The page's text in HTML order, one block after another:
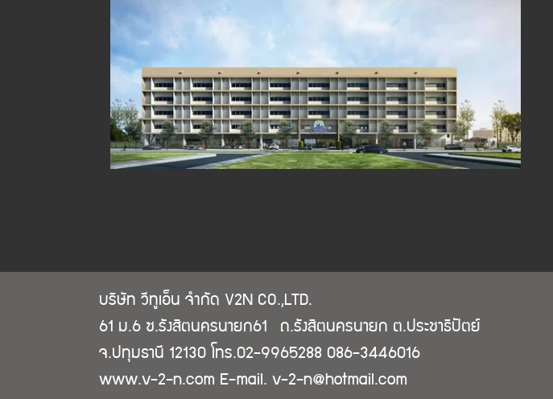
บริษัท วีทูเอ็น จำกัด V2N CO.,LTD.
61 ม.6 ซ.รังสิตนครนายก61 ถ.รังสิตนครนายก ต.ประชาธิปัตย์
จ.ปทุมธานี 12130 โทร.02-9965288 086-3446016
www.v-2-n.com E-mail. v-2-n@hotmail.com